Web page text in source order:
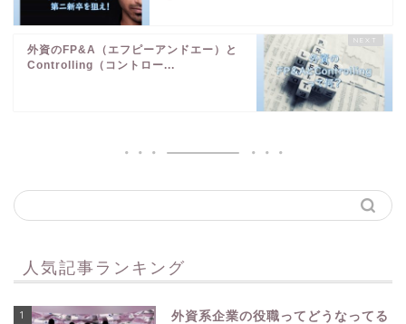
外資のFP&A（エフピーアンドエー）と
Controlling（コントロー...
人気記事ランキング
1
外資系企業の役職ってどうなってる